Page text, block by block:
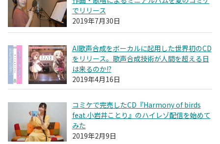
でリリース
2019年7月30日
AI歌声合成をボーカルに起用した世界初のCD
をリリース。歌声合成技術が人間を超える日
は来るのか!?
2019年4月16日
コミケで完売したCD『Harmony of birds
feat.小岩井ことり』のハイレゾ配信を始めて
みた
2019年2月9日